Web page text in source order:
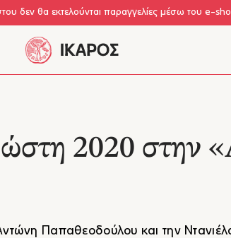
δεν θα εκτελούνται παραγγελίες μέσω του e-
2020 στην
Παπαθεοδούλου και την